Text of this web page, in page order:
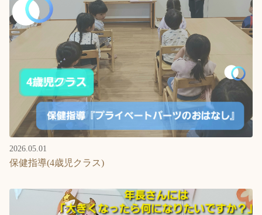
2026.05.01
保健指導(4歳児クラス)